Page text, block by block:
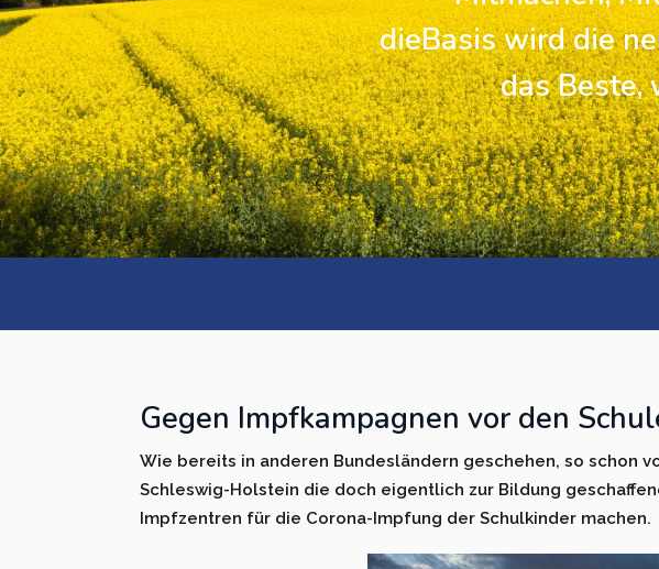
dieBasis wird die
das Beste,
.
Gegen Impfkampagnen vor den
Wie bereits in anderen Bundesländern geschehen, so schon
Schleswig-Holstein die doch ei­gentlich zur Bildung
Impfzentren für die Corona-Impfung der Schulkinder machen.
Kreisverband Ostholstein
Kreisverband Pinneberg
Kreisverband Plön
Kreisverband Schleswig-
Flensburg
Kreisverband Segeberg